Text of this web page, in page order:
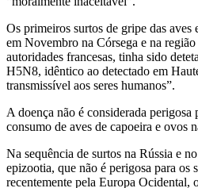
Os primeiros surtos de gripe das aves
em Novembro na Córsega e na
autoridades francesas, tinha sido
H5N8, idêntico ao detectado em
transmissível aos seres humanos”.
A doença não é considerada perigosa
consumo de aves de capoeira e ovos
Na sequência de surtos na Rússia e
epizootia, que não é perigosa para os
recentemente pela Europa Ocidental,